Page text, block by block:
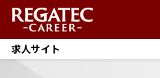
求人サイト